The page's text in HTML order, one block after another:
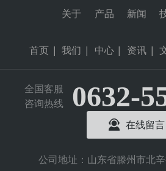
首页
关于
我们
产品
中心
新闻
资讯
全国客服
咨询热线
0632-
在线留言
公司地址：山东省滕州市北